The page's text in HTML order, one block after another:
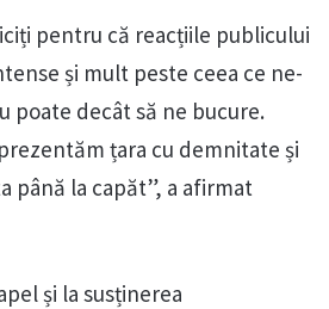
pentru că reacțiile publicului
și mult peste ceea ce ne-
poate decât să ne bucure.
țara cu demnitate și
până la capăt”, a afirmat
și la susținerea